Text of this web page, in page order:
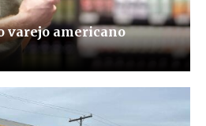
varejo americano